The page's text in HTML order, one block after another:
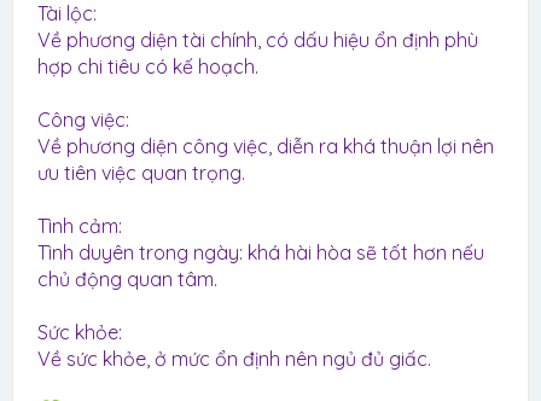
Tài lộc:
Về phương diện tài chính, có dấu hiệu ổn định phù
hợp chi tiêu có kế hoạch.
Công việc:
Về phương diện công việc, diễn ra khá thuận lợi nên
ưu tiên việc quan trọng.
Tình cảm:
Tình duyên trong ngày: khá hài hòa sẽ tốt hơn nếu
chủ động quan tâm.
Sức khỏe:
Về sức khỏe, ở mức ổn định nên ngủ đủ giấc.